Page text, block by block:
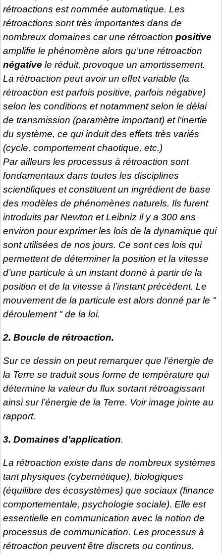
rétroactions est nommée automatique. Les
rétroactions sont très importantes dans de
nombreux domaines car une rétroaction positive
amplifie le phénomène alors qu’une rétroaction
négative le réduit, provoque un amortissement.
La rétroaction peut avoir un effet variable (la
rétroaction est parfois positive, parfois négative)
selon les conditions et notamment selon le délai
de transmission (paramètre important) et l’inertie
du système, ce qui induit des effets très variés
(cycle, comportement chaotique, etc.)
Par ailleurs les processus à rétroaction sont
fondamentaux dans toutes les disciplines
scientifiques et constituent un ingrédient de base
des modèles de phénomènes naturels. Ils furent
introduits par Newton et Leibniz il y a 300 ans
environ pour exprimer les lois de la dynamique qui
sont utilisées de nos jours. Ce sont ces lois qui
permettent de déterminer la position et la vitesse
d’une particule à un instant donné à partir de la
position et de la vitesse à l’instant précédent. Le
mouvement de la particule est alors donné par le "
déroulement " de la loi.
2. Boucle de rétroaction.
Sur ce dessin on peut remarquer que l’énergie de
la Terre se traduit sous forme de température qui
détermine la valeur du flux sortant rétroagissant
ainsi sur l’énergie de la Terre. Voir image jointe au
rapport.
3. Domaines d’application.
La rétroaction existe dans de nombreux systèmes
tant physiques (cybernétique), biologiques
(équilibre des écosystèmes) que sociaux (finance
comportementale, psychologie sociale). Elle est
essentielle en communication avec la notion de
processus de communication. Les processus à
rétroaction peuvent être discrets ou continus.